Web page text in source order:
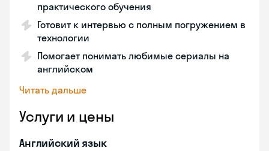
практического обучения
Готовит к интервью с полным погружением в
технологии
Помогает понимать любимые сериалы на
английском
Читать дальше
Услуги и цены
Английский язык